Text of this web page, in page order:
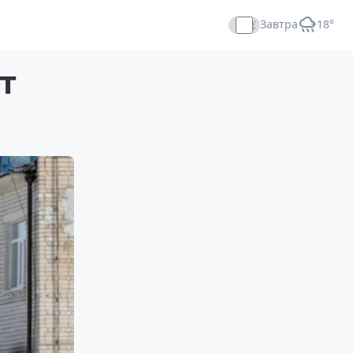
Завтра +18°